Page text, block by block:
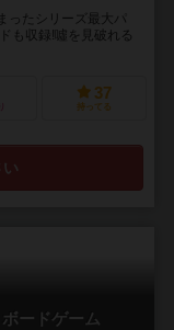
ったシリーズ最大パ
も収録!噓を見破れる
37
持ってる
ードゲーム